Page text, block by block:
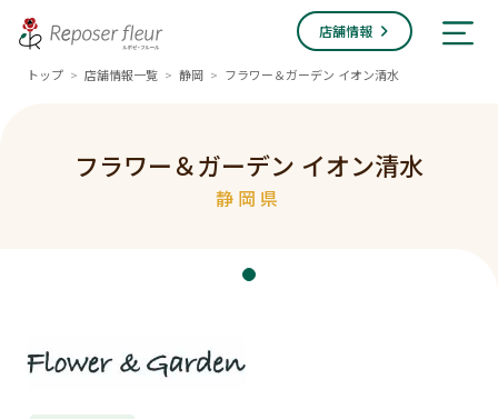
店舗情報
トップ > 店舗情報一覧 > 静岡 > フラワー＆ガーデン イオン清水
フラワー＆ガーデン イオン清水
静岡県